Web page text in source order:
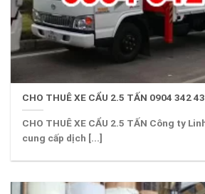
CHO THUÊ XE CẨU 2.5 TẤN 0904 342
CHO THUÊ XE CẨU 2.5 TẤN Công ty
cung cấp dịch [...]